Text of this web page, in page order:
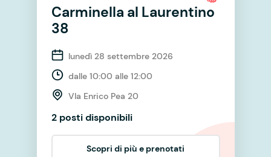
Carminella al Laurentino
38
lunedì 28 settembre 2026
dalle 10:00 alle 12:00
VIa Enrico Pea 20
2 posti disponibili
Scopri di più e prenotati